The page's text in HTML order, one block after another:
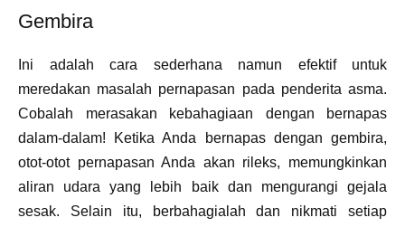
Gembira
Ini adalah cara sederhana namun efektif untuk
meredakan masalah pernapasan pada penderita asma.
Cobalah merasakan kebahagiaan dengan bernapas
dalam-dalam! Ketika Anda bernapas dengan gembira,
otot-otot pernapasan Anda akan rileks, memungkinkan
aliran udara yang lebih baik dan mengurangi gejala
sesak. Selain itu, berbahagialah dan nikmati setiap